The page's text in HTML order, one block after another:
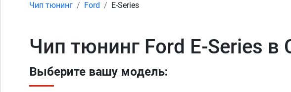
Чип тюнинг Ford E-Series
Чип тюнинг Ford E-Series
Выберите вашу модель: